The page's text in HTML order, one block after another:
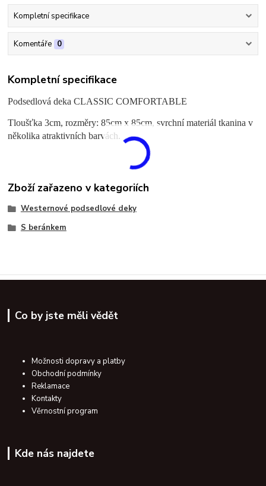
Kompletní specifikace
Komentáře 0
Kompletní specifikace
Podsedlová deka CLASSIC COMFORTABLE
Tloušťka 3cm, rozměry: 85cm x 85cm, svrchní materiál tkanina v
několika atraktivních barvách.
Zboží zařazeno v kategoriích
Westernové podsedlové deky
S beránkem
Co by jste měli vědět
Možnosti dopravy a platby
Obchodní podmínky
Reklamace
Kontakty
Věrnostní program
Kde nás najdete